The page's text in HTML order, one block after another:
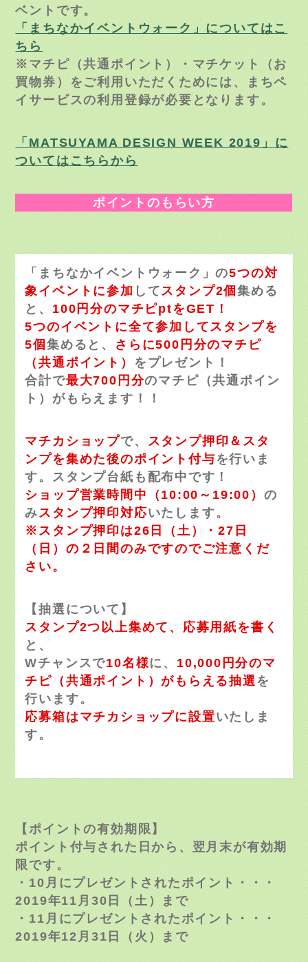
ベントです。
「まちなかイベントウォーク」についてはこ
ちら
※マチピ（共通ポイント）・マチケット（お
買物券）をご利用いただくためには、まちペ
イサービスの利用登録が必要となります。
「MATSUYAMA DESIGN WEEK 2019」に
ついてはこちらから
ポイントのもらい方
「まちなかイベントウォーク」の5つの対
象イベントに参加 してスタンプ2個集める
と、 100円分のマチピptをGET！
5つのイベントに全て参加してスタンプを
5個 集めると、
さらに500円分のマチピ
（共通ポイント）
をプレゼント！
合計で最大700円分のマチピ（共通ポイン
ト）がもらえます！！
マチカショップで、
スタンプ押印＆スタ
ンプを集めた後のポイント付与 を行いま
す。スタンプ台紙も配布中です！
ショップ営業時間中（10:00～19:00） の
み スタンプ押印対応いたします。
※スタンプ押印は26日（土）・27日
（日）の２日間のみですのでご注意くだ
さい。
【抽選について】
スタンプ2つ以上集めて、応募用紙を書く
と、
Wチャンスで10名様に、 10,000円分のマ
チピ（共通ポイント）がもらえる抽選 を
行います。
応募箱はマチカショップに設置いたしま
す。
【ポイントの有効期限】
ポイント付与された日から、翌月末が有効期
限です。
・10月にプレゼントされたポイント・・・
2019年11月30日（土）まで
・11月にプレゼントされたポイント・・・
2019年12月31日（火）まで